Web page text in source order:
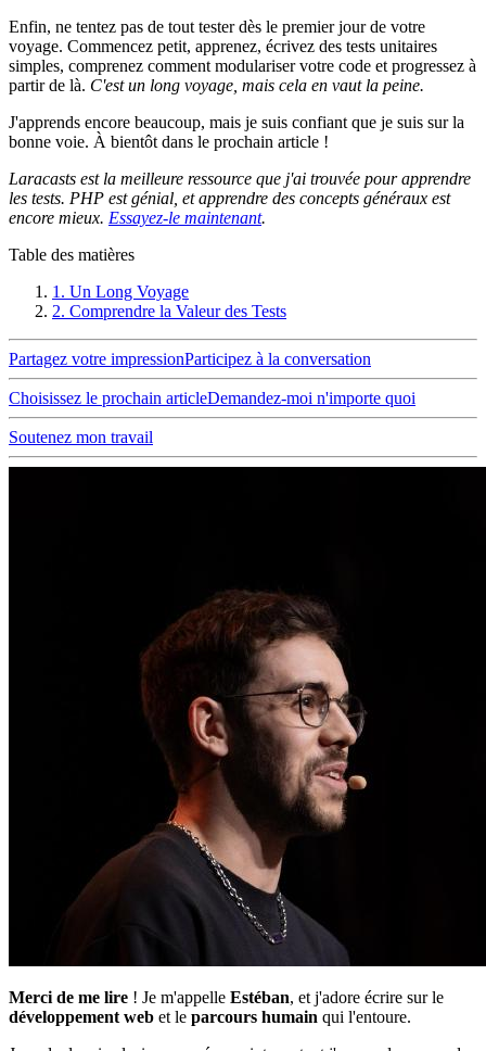
Enfin, ne tentez pas de tout tester dès le premier jour de votre
voyage. Commencez petit, apprenez, écrivez des tests unitaires
simples, comprenez comment modulariser votre code et progressez à
partir de là. C'est un long voyage, mais cela en vaut la peine.
J'apprends encore beaucoup, mais je suis confiant que je suis sur la
bonne voie. À bientôt dans le prochain article !
Laracasts est la meilleure ressource que j'ai trouvée pour apprendre
les tests. PHP est génial, et apprendre des concepts généraux est
encore mieux. Essayez-le maintenant.
Table des matières
1. Un Long Voyage
2. Comprendre la Valeur des Tests
Partagez votre impressionParticipez à la conversation
Choisissez le prochain articleDemandez-moi n'importe quoi
Soutenez mon travail
Merci de me lire ! Je m'appelle Estéban, et j'adore écrire sur le
développement web et le parcours humain qui l'entoure.